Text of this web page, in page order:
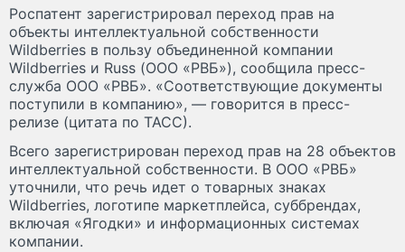
Роспатент зарегистрировал переход прав на
объекты интеллектуальной собственности
Wildberries в пользу объединенной компании
Wildberries и Russ (ООО «РВБ»), сообщила пресс-
служба ООО «РВБ». «Соответствующие документы
поступили в компанию», — говорится в пресс-
релизе (цитата по ТАСС).
Всего зарегистрирован переход прав на 28 объектов
интеллектуальной собственности. В ООО «РВБ»
уточнили, что речь идет о товарных знаках
Wildberries, логотипе маркетплейса, суббрендах,
включая «Ягодки» и информационных системах
компании.